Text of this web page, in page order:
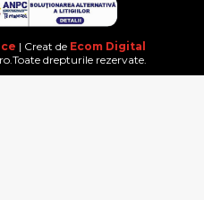
| Creat de Ecom Digital
drepturile rezervate.